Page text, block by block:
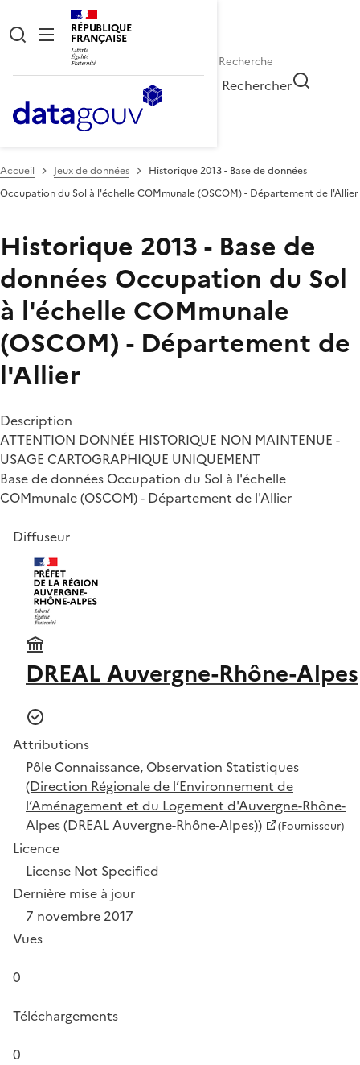
RÉPUBLIQUE
FRANÇAISE
Rechercher
Accueil Jeux de données
Historique 2013 - Base de données
Occupation du Sol à l'échelle COMmunale (OSCOM) - Département de l'Allier
Historique 2013 - Base de
données Occupation du Sol
à l'échelle COMmunale
(OSCOM) - Département de
l'Allier
Description
ATTENTION DONNÉE HISTORIQUE NON MAINTENUE -
USAGE CARTOGRAPHIQUE UNIQUEMENT
Base de données Occupation du Sol à l'échelle
COMmunale (OSCOM) - Département de l'Allier
Diffuseur
DREAL Auvergne-Rhône-Alpes
Attributions
Pôle Connaissance, Observation Statistiques
(Direction Régionale de l’Environnement de
l’Aménagement et du Logement d'Auvergne-Rhône-
Alpes (DREAL Auvergne-Rhône-Alpes))
(Fournisseur)
Licence
License Not Specified
Dernière mise à jour
7 novembre 2017
Vues
0
Téléchargements
0